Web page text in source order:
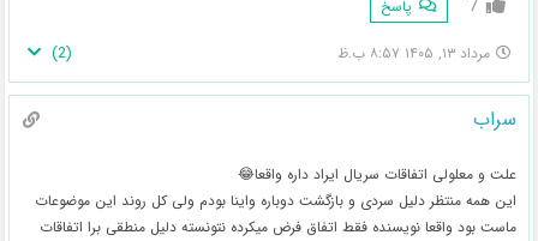
7 پاسخ
مرداد ۱۳, ۱۴۰۵ ۸:۵۷ ب.ظ (
2
)
سراب
علت و معلولی اتفاقات سریال ایراد داره واقعا😂
این همه منتظر دلیل سردی و بازگشت دوباره واینا بودم ولی کل روند این موضوعات
ماست بود واقعا نویسنده فقط اتفاق فرض میکرده نتونسته دلیل منطقی برا اتفاقات